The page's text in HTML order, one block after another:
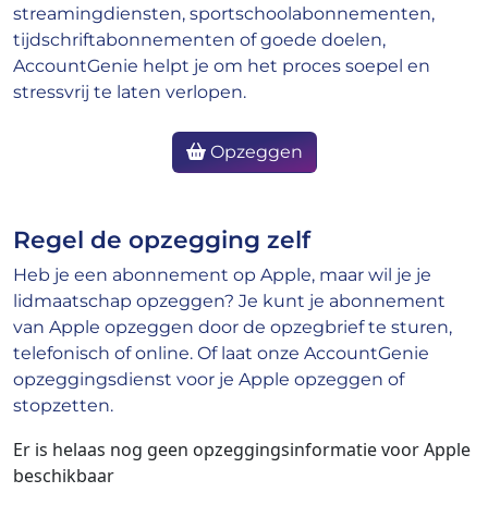
streamingdiensten, sportschoolabonnementen,
tijdschriftabonnementen of goede doelen,
AccountGenie helpt je om het proces soepel en
stressvrij te laten verlopen.
Opzeggen
Regel de opzegging zelf
Heb je een abonnement op Apple, maar wil je je
lidmaatschap opzeggen? Je kunt je abonnement
van Apple opzeggen door de opzegbrief te sturen,
telefonisch of online. Of laat onze AccountGenie
opzeggingsdienst voor je Apple opzeggen of
stopzetten.
Er is helaas nog geen opzeggingsinformatie voor Apple
beschikbaar